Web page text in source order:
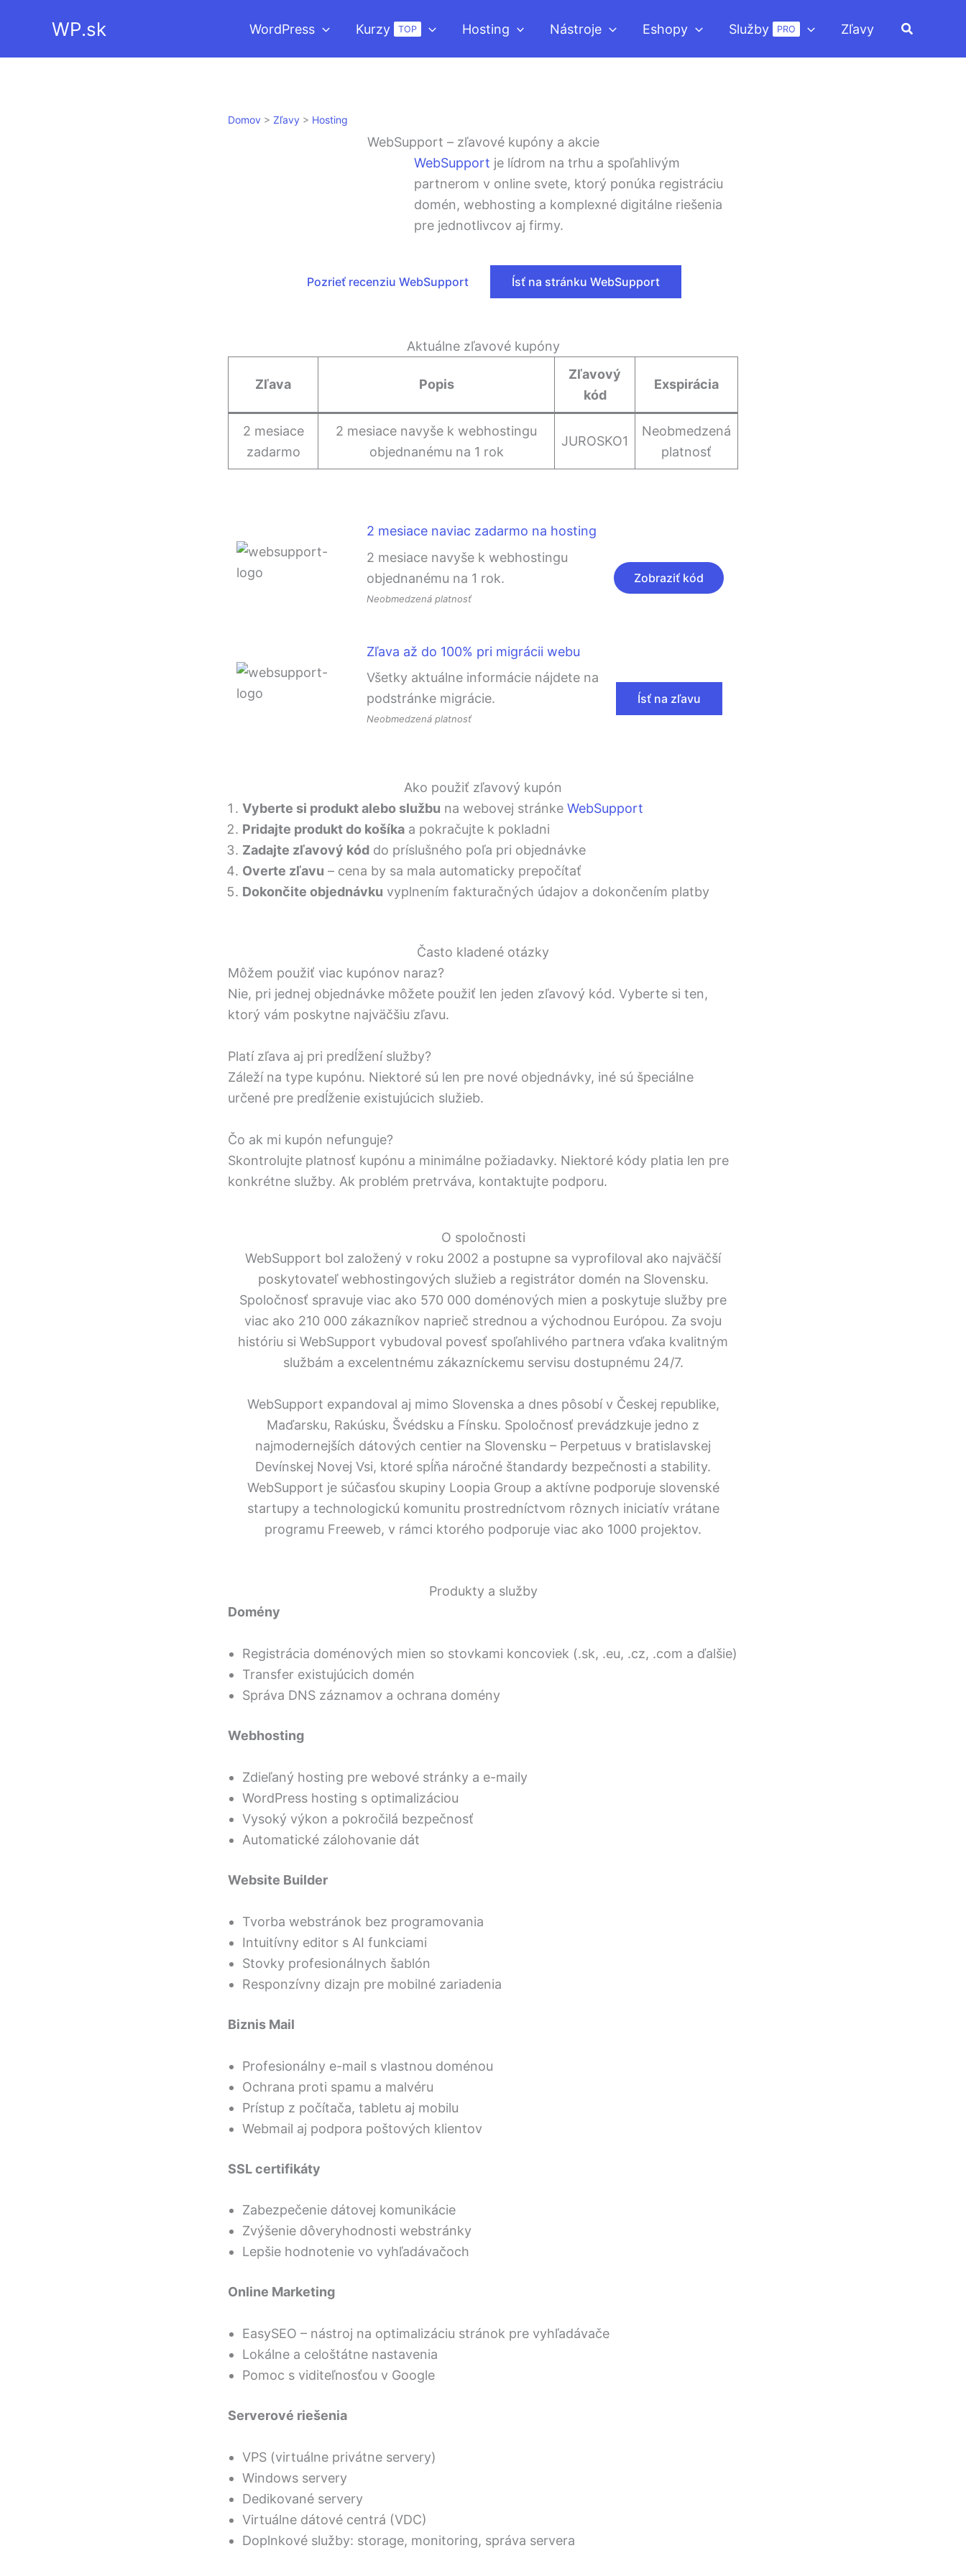
WP.sk WordPress Kurzy TOP Hosting Nástroje Eshopy Služby PRO Zľavy Hľadať
Domov > Zľavy > Hosting
WebSupport – zľavové kupóny a akcie
WebSupport je lídrom na trhu a spoľahlivým
partnerom v online svete, ktorý ponúka registráciu
domén, webhosting a komplexné digitálne riešenia
pre jednotlivcov aj firmy.
Pozrieť recenziu WebSupport Ísť na stránku WebSupport
Aktuálne zľavové kupóny
Zľava Popis
Zľavový
kód
Exspirácia
2 mesiace
zadarmo
2 mesiace navyše k webhostingu
objednanému na 1 rok
JUROSKO1
Neobmedzená
platnosť
2 mesiace naviac zadarmo na hosting
2 mesiace navyše k webhostingu
objednanému na 1 rok.
Neobmedzená platnosť
Zobraziť kód
Zľava až do 100% pri migrácii webu
Všetky aktuálne informácie nájdete na
podstránke migrácie.
Neobmedzená platnosť
Ísť na zľavu
Ako použiť zľavový kupón
Vyberte si produkt alebo službu na webovej stránke WebSupport
Pridajte produkt do košíka a pokračujte k pokladni
Zadajte zľavový kód do príslušného poľa pri objednávke
Overte zľavu – cena by sa mala automaticky prepočítať
Dokončite objednávku vyplnením fakturačných údajov a dokončením platby
Často kladené otázky
Môžem použiť viac kupónov naraz?
Nie, pri jednej objednávke môžete použiť len jeden zľavový kód. Vyberte si ten,
ktorý vám poskytne najväčšiu zľavu.
Platí zľava aj pri predĺžení služby?
Záleží na type kupónu. Niektoré sú len pre nové objednávky, iné sú špeciálne
určené pre predĺženie existujúcich služieb.
Čo ak mi kupón nefunguje?
Skontrolujte platnosť kupónu a minimálne požiadavky. Niektoré kódy platia len pre
konkrétne služby. Ak problém pretrváva, kontaktujte podporu.
O spoločnosti
WebSupport bol založený v roku 2002 a postupne sa vyprofiloval ako najväčší
poskytovateľ webhostingových služieb a registrátor domén na Slovensku.
Spoločnosť spravuje viac ako 570 000 doménových mien a poskytuje služby pre
viac ako 210 000 zákazníkov naprieč strednou a východnou Európou. Za svoju
históriu si WebSupport vybudoval povesť spoľahlivého partnera vďaka kvalitným
službám a excelentnému zákazníckemu servisu dostupnému 24/7.
WebSupport expandoval aj mimo Slovenska a dnes pôsobí v Českej republike,
Maďarsku, Rakúsku, Švédsku a Fínsku. Spoločnosť prevádzkuje jedno z
najmodernejších dátových centier na Slovensku – Perpetuus v bratislavskej
Devínskej Novej Vsi, ktoré spĺňa náročné štandardy bezpečnosti a stability.
WebSupport je súčasťou skupiny Loopia Group a aktívne podporuje slovenské
startupy a technologickú komunitu prostredníctvom rôznych iniciatív vrátane
programu Freeweb, v rámci ktorého podporuje viac ako 1000 projektov.
Produkty a služby
Domény
Registrácia doménových mien so stovkami koncoviek (.sk, .eu, .cz, .com a ďalšie)
Transfer existujúcich domén
Správa DNS záznamov a ochrana domény
Webhosting
Zdieľaný hosting pre webové stránky a e-maily
WordPress hosting s optimalizáciou
Vysoký výkon a pokročilá bezpečnosť
Automatické zálohovanie dát
Website Builder
Tvorba webstránok bez programovania
Intuitívny editor s AI funkciami
Stovky profesionálnych šablón
Responzívny dizajn pre mobilné zariadenia
Biznis Mail
Profesionálny e-mail s vlastnou doménou
Ochrana proti spamu a malvéru
Prístup z počítača, tabletu aj mobilu
Webmail aj podpora poštových klientov
SSL certifikáty
Zabezpečenie dátovej komunikácie
Zvýšenie dôveryhodnosti webstránky
Lepšie hodnotenie vo vyhľadávačoch
Online Marketing
EasySEO – nástroj na optimalizáciu stránok pre vyhľadávače
Lokálne a celoštátne nastavenia
Pomoc s viditeľnosťou v Google
Serverové riešenia
VPS (virtuálne privátne servery)
Windows servery
Dedikované servery
Virtuálne dátové centrá (VDC)
Doplnkové služby: storage, monitoring, správa servera